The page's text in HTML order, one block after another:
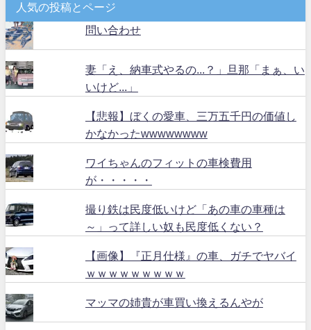
人気の投稿とページ
問い合わせ
妻「え、納車式やるの...？」旦那「まぁ、い
いけど...」
【悲報】ぼくの愛車、三万五千円の価値し
かなかったwwwwwwww
ワイちゃんのフィットの車検費用
が・・・・・
撮り鉄は民度低いけど「あの車の車種は
～」って詳しい奴も民度低くない？
【画像】『正月仕様』の車、ガチでヤバイ
ｗｗｗｗｗｗｗｗｗ
マッマの姉貴が車買い換えるんやが